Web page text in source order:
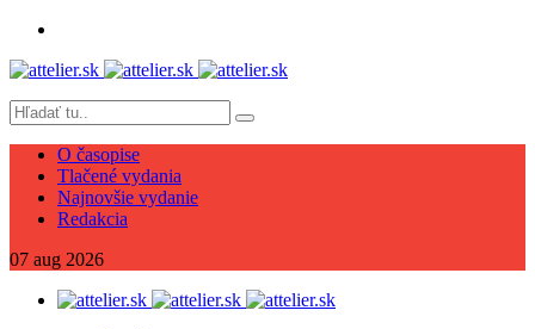
O časopise
Tlačené vydania
Najnovšie vydanie
Redakcia
07 aug 2026